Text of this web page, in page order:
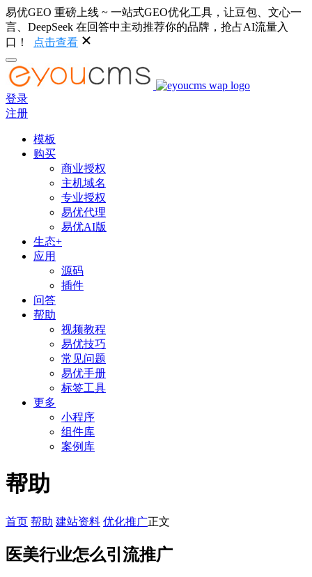
易优GEO 重磅上线 ~ 一站式GEO优化工具，让豆包、文心一
言、DeepSeek 在回答中主动推荐你的品牌，抢占AI流量入
口！
点击查看
登录
注册
模板
购买
商业授权
主机域名
专业授权
易优代理
易优AI版
生态+
应用
源码
插件
问答
帮助
视频教程
易优技巧
常见问题
易优手册
标签工具
更多
小程序
组件库
案例库
帮助
首页 帮助 建站资料 优化推广正文
医美行业怎么引流推广